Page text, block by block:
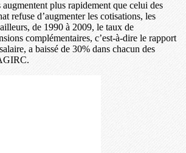
plus rapidement que celui des
refuse d’augmenter les cotisations, les
de 1990 à 2009, le taux de
complémentaires, c’est-à-dire le rapport
a baissé de 30% dans chacun des